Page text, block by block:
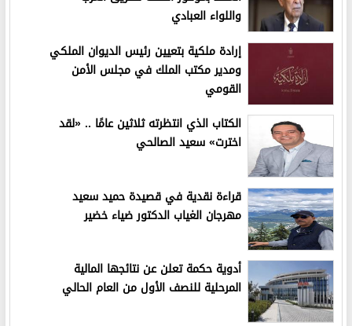
واللواء العبادي
إرادة ملكية بتعيين رئيس الديوان الملكي
ومدير مكتب الملك في مجلس الأمن
القومي
الكتاب الذي انتظرته ثلاثين عامًا .. «لقد
اخترت» سعيد الصالحي
قراءة نقدية في قصيدة حميد سعيد
مهرجان الغياب الدكتور ضياء خضير
أدوية حكمة تعلن عن نتائجها المالية
المرحلية للنصف الأول من العام الحالي